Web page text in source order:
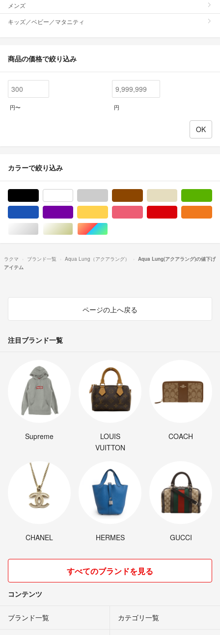
メンズ
キッズ／ベビー／マタニティ
商品の価格で絞り込み
円〜 円
カラーで絞り込み
シルバー/銀色系ゴールド/金色系マルチカラー
ラクマ ブランド一覧 Aqua Lung（アクアラング）
Aqua Lung(アクアラング)の値下げ
アイテム
ページの上へ戻る
注目ブランド一覧
Supreme
LOUIS
VUITTON
COACH
CHANEL HERMES GUCCI
すべてのブランドを見る
コンテンツ
ブランド一覧 カテゴリ一覧